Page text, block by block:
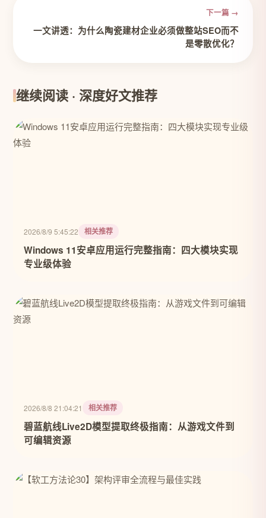
下一篇 →
一文讲透：为什么陶瓷建材企业必须做整站SEO而不
是零散优化？
继续阅读 · 深度好文推荐
2026/8/9 5:45:22 相关推荐
Windows 11安卓应用运行完整指南：四大模块实现
专业级体验
2026/8/8 21:04:21 相关推荐
碧蓝航线Live2D模型提取终极指南：从游戏文件到
可编辑资源